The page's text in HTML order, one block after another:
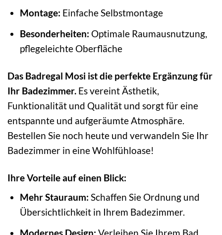
Montage: Einfache Selbstmontage
Besonderheiten: Optimale Raumausnutzung,
pflegeleichte Oberfläche
Das Badregal Mosi ist die perfekte Ergänzung für
Ihr Badezimmer. Es vereint Ästhetik,
Funktionalität und Qualität und sorgt für eine
entspannte und aufgeräumte Atmosphäre.
Bestellen Sie noch heute und verwandeln Sie Ihr
Badezimmer in eine Wohlfühloase!
Ihre Vorteile auf einen Blick:
Mehr Stauraum: Schaffen Sie Ordnung und
Übersichtlichkeit in Ihrem Badezimmer.
Modernes Design: Verleihen Sie Ihrem Bad